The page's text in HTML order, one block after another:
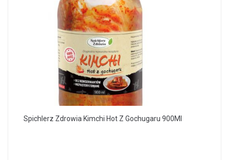
Spichlerz Zdrowia Kimchi Hot Z Gochugaru 900Ml